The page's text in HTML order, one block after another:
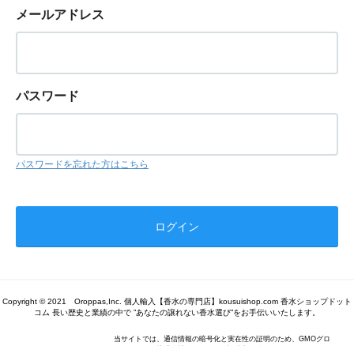
メールアドレス
パスワード
パスワードを忘れた方はこちら
Copyright © 2021 Oroppas,Inc. 個人輸入【香水の専門店】kousuishop.com 香水ショップドット
コム 長い歴史と業績の中で ”あなたの譲れない香水選び”をお手伝いいたします。
当サイトでは、通信情報の暗号化と実在性の証明のため、GMOグロ